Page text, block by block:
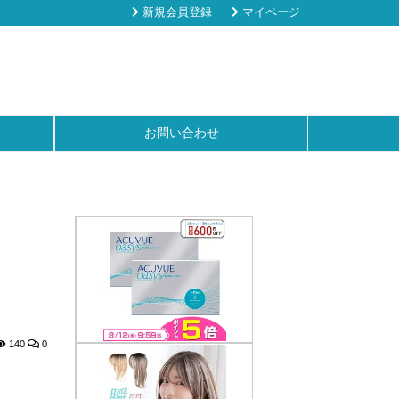
新規会員登録 マイページ
お問い合わせ
140 0